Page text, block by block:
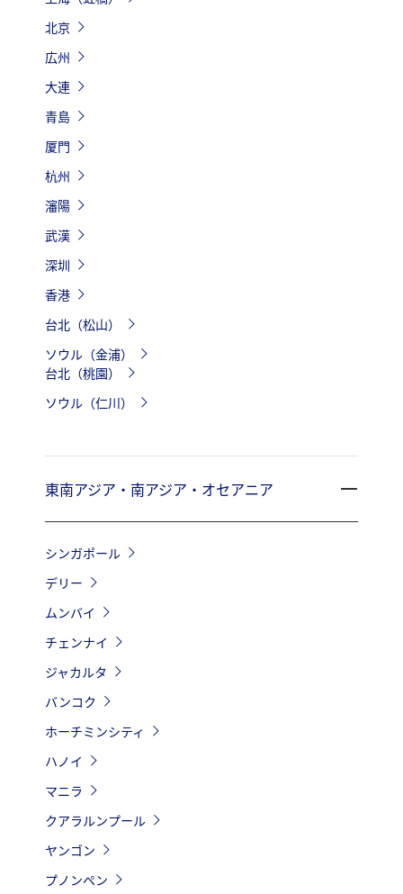
北京
広州
大連
青島
厦門
杭州
瀋陽
武漢
深圳
香港
台北（松山）
ソウル（金浦）
台北（桃園）
ソウル（仁川）
東南アジア・南アジア・オセアニア
シンガポール
デリー
ムンバイ
チェンナイ
ジャカルタ
バンコク
ホーチミンシティ
ハノイ
マニラ
クアラルンプール
ヤンゴン
プノンペン